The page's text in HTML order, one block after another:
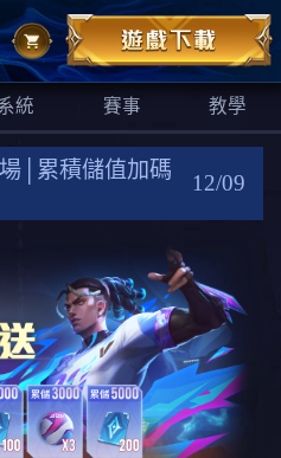
統 賽事 教學
│累積儲值加碼
12/09